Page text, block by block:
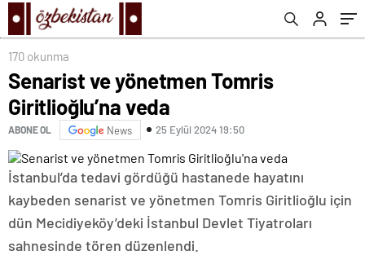
170 okunma
Senarist ve yönetmen Tomris
Giritlioğlu’na veda
ABONE OL News 25 Eylül 2024 19:50
İstanbul’da tedavi gördüğü hastanede hayatını
kaybeden senarist ve yönetmen Tomris Giritlioğlu için
dün Mecidiyeköy’deki İstanbul Devlet Tiyatroları
sahnesinde tören düzenlendi.